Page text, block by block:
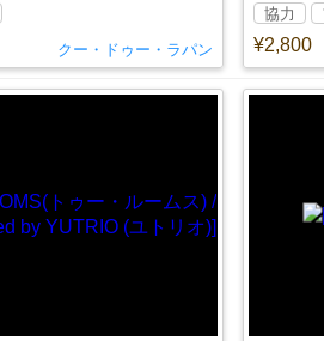
クー・ドゥー・ラパン ¥2,800
協力